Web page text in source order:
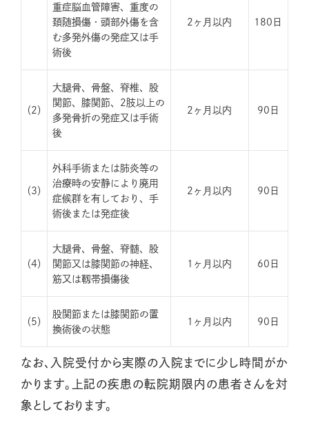
重症脳血管障害、重度の
頚随損傷・頭部外傷を含
む多発外傷の発症又は手
術後
2ヶ月以内 180日
（2）
大腿骨、骨盤、脊椎、股
関節、膝関節、2肢以上の
多発骨折の発症又は手術
後
2ヶ月以内 90日
（3）
外科手術または肺炎等の
治療時の安静により廃用
症候群を有しており、手
術後または発症後
2ヶ月以内 90日
（4）
大腿骨、骨盤、脊髄、股
関節又は膝関節の神経、
筋又は靱帯損傷後
1ヶ月以内 60日
（5）
股関節または膝関節の置
換術後の状態
1ヶ月以内 90日
なお、入院受付から実際の入院までに少し時間がか
かります。上記の疾患の転院期限内の患者さんを対
象としております。